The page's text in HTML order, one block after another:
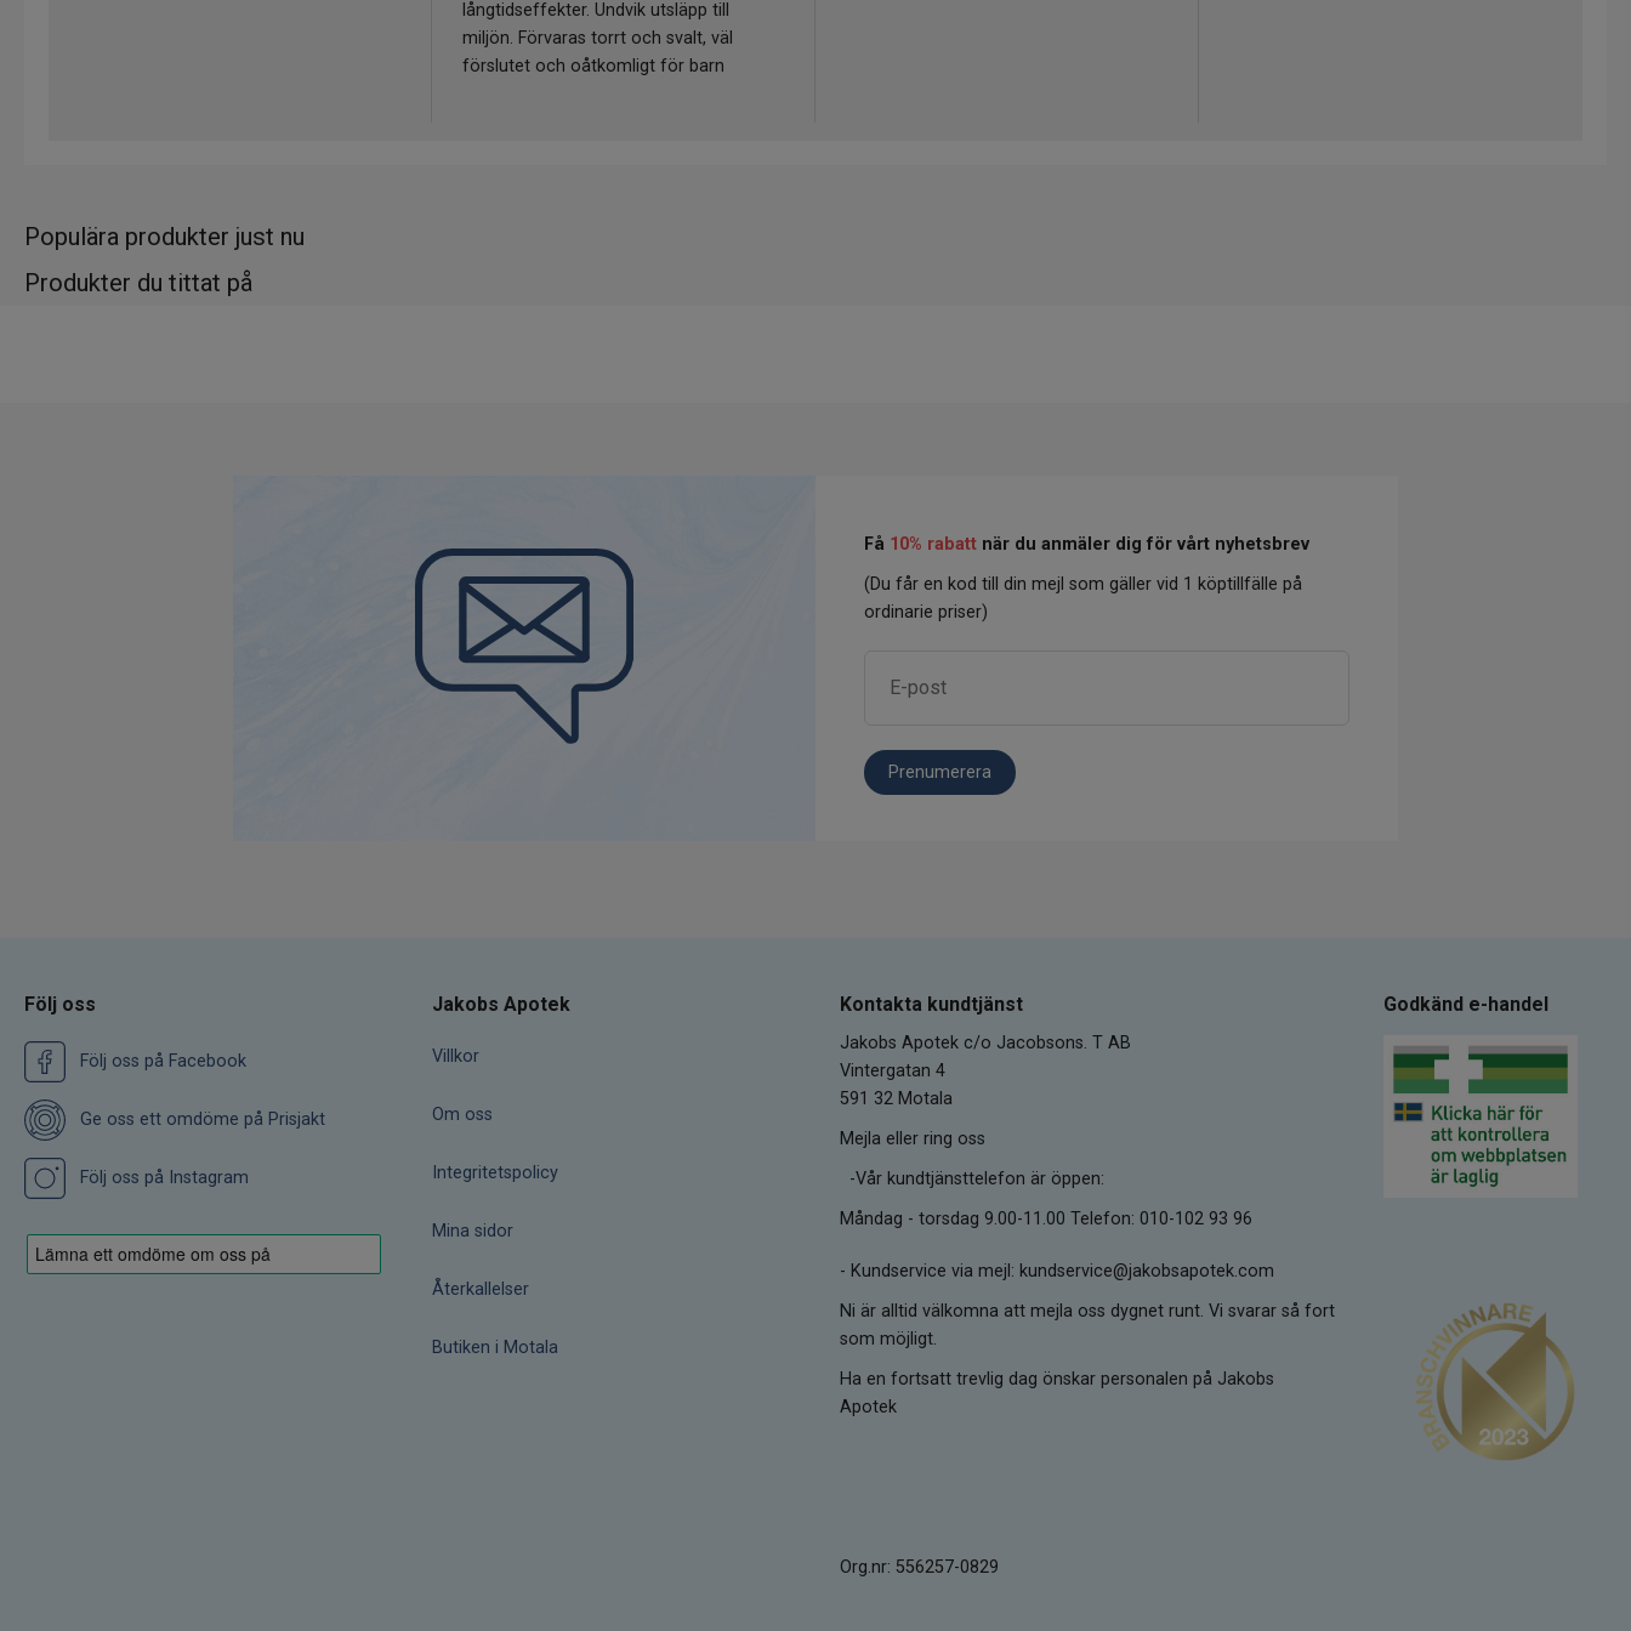
långtidseffekter. Undvik utsläpp till
miljön. Förvaras torrt och svalt, väl
förslutet och oåtkomligt för barn
Populära produkter just nu
Produkter du tittat på
Få 10% rabatt när du anmäler dig för vårt nyhetsbrev
(Du får en kod till din mejl som gäller vid 1 köptillfälle på
ordinarie priser)
Prenumerera
Följ oss
Följ oss på Facebook
Ge oss ett omdöme på Prisjakt
Följ oss på Instagram
Jakobs Apotek
Villkor
Om oss
Integritetspolicy
Mina sidor
Återkallelser
Butiken i Motala
Kontakta kundtjänst
Jakobs Apotek c/o Jacobsons. T AB
Vintergatan 4
591 32 Motala
Mejla eller ring oss
-Vår kundtjänsttelefon är öppen:
Måndag - torsdag 9.00-11.00 Telefon: 010-102 93 96
- Kundservice via mejl: kundservice@jakobsapotek.com
Ni är alltid välkomna att mejla oss dygnet runt. Vi svarar så fort
som möjligt.
Ha en fortsatt trevlig dag önskar personalen på Jakobs
Apotek
Org.nr: 556257-0829
Godkänd e-handel